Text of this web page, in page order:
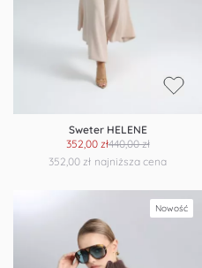
Sweter HELENE
352,00 zł440,00 zł
najniższa cena
352,00 zł
Nowość